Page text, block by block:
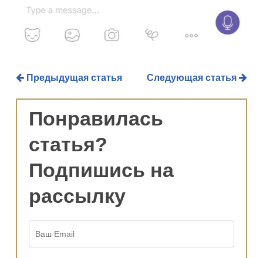
Предыдущая статья Следующая статья
Понравилась
статья?
Подпишись на
рассылку